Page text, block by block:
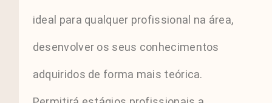
ideal para qualquer profissional na área,
desenvolver os seus conhecimentos
adquiridos de forma mais teórica.